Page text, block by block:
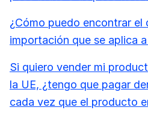
¿Cómo puedo encontrar el
importación que se aplica
Si quiero vender mi
la UE, ¿tengo que pagar
cada vez que el producto